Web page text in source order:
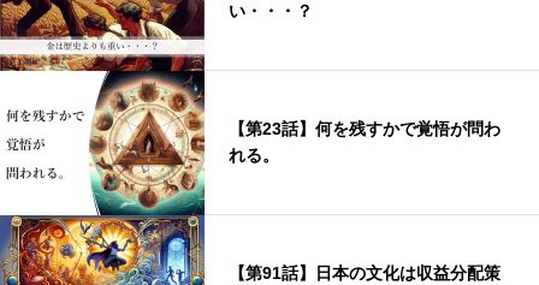
い・・・？
【第23話】何を残すかで覚悟が問わ
れる。
【第91話】日本の文化は収益分配策